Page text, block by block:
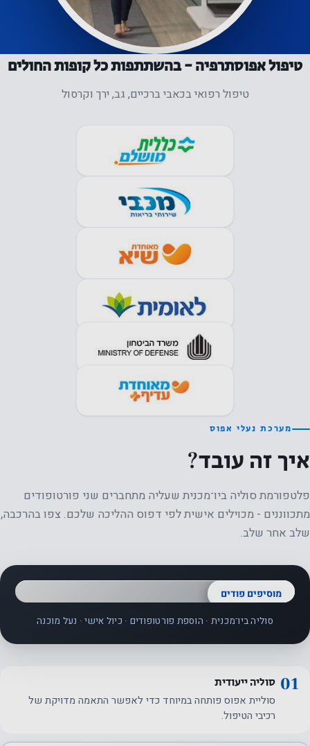
מתוך מעבדת ההליכה של
טיפול אפוסתרפיה - בהשתתפות כל קופות החולים
טיפול רפואי בכאבי ברכיים, גב, ירך וקרסול
מערכת נעלי אפוס
איך זה עובד?
פלטפורמת סוליה ביו־מכנית שעליה מתחברים שני פורטופודים
מתכווננים - מכוילים אישית לפי דפוס ההליכה שלכם. צפו בהרכבה,
שלב אחר שלב.
STAGE 04/ 04השהיית הדגמה
הנעל מוכנה
סוליה ביו־מכנית · הוספת פורטופודים · כיול אישי · נעל מוכנה
01 סוליה ייעודית
סוליית אפוס פותחה במיוחד כדי לאפשר התאמה מדויקת של
רכיבי הטיפול.